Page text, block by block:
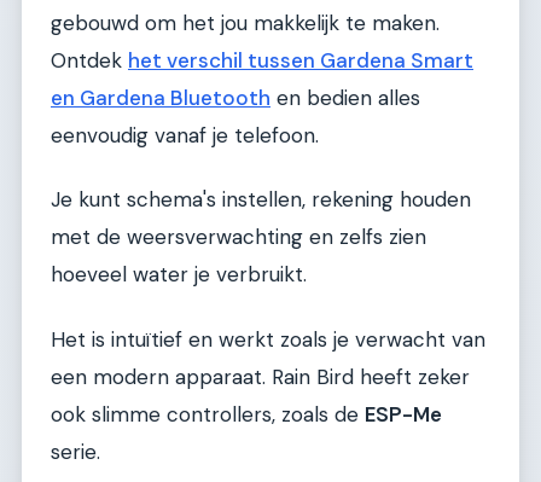
gebouwd om het jou makkelijk te maken.
Ontdek het verschil tussen Gardena Smart
en Gardena Bluetooth en bedien alles
eenvoudig vanaf je telefoon.
Je kunt schema's instellen, rekening houden
met de weersverwachting en zelfs zien
hoeveel water je verbruikt.
Het is intuïtief en werkt zoals je verwacht van
een modern apparaat. Rain Bird heeft zeker
ook slimme controllers, zoals de ESP-Me
serie.